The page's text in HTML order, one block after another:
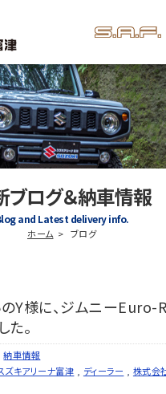
ブログ＆納車情報
and Latest delivery info.
ホーム ブログ
Y様に、ジムニーEuro-
。
納車情報
ズキアリーナ富津 ディーラー
株式会